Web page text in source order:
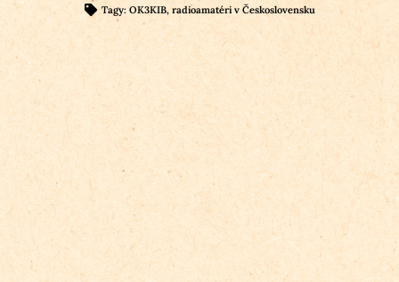
Tagy: OK3KIB, radioamatéri v Československu